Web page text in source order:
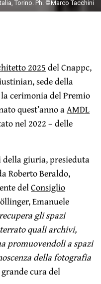
Torino. Ph. ©Marco Tacchini
2025del Cnappc,
sede della
cerimonia del Premio
quest’anno aAMDL
nel 2022 – delle
giuria, presieduta
Roberto Beraldo,
delConsiglio
Emanuele
gli spazi
quali archivi,
promuovendoli a spazi
della fotografia
cura del